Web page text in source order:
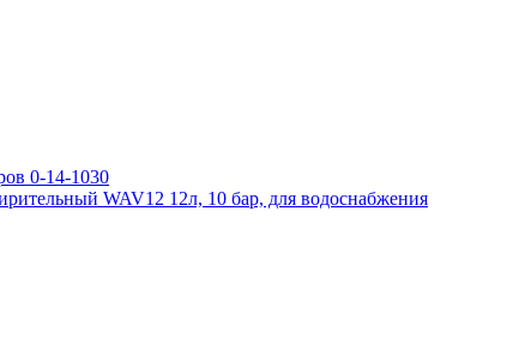
WAV12 12л, 10 бар, для водоснабжения